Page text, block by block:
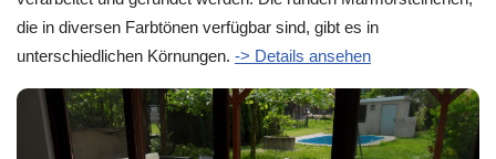
die in diversen Farbtönen verfügbar sind, gibt es in
unterschiedlichen Körnungen. -> Details ansehen